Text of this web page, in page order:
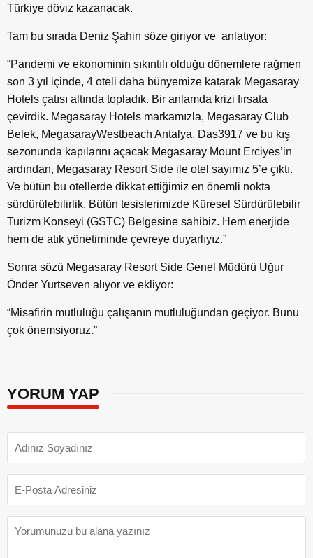
Türkiye döviz kazanacak.
Tam bu sırada Deniz Şahin söze giriyor ve anlatıyor:
“Pandemi ve ekonominin sıkıntılı olduğu dönemlere rağmen
son 3 yıl içinde, 4 oteli daha bünyemize katarak Megasaray
Hotels çatısı altında topladık. Bir anlamda krizi fırsata
çevirdik. Megasaray Hotels markamızla, Megasaray Club
Belek, MegasarayWestbeach Antalya, Das3917 ve bu kış
sezonunda kapılarını açacak Megasaray Mount Erciyes’in
ardından, Megasaray Resort Side ile otel sayımız 5’e çıktı.
Ve bütün bu otellerde dikkat ettiğimiz en önemli nokta
sürdürülebilirlik. Bütün tesislerimizde Küresel Sürdürülebilir
Turizm Konseyi (GSTC) Belgesine sahibiz. Hem enerjide
hem de atık yönetiminde çevreye duyarlıyız.”
Sonra sözü Megasaray Resort Side Genel Müdürü Uğur
Önder Yurtseven alıyor ve ekliyor:
“Misafirin mutluluğu çalışanın mutluluğundan geçiyor. Bunu
çok önemsiyoruz.”
YORUM YAP